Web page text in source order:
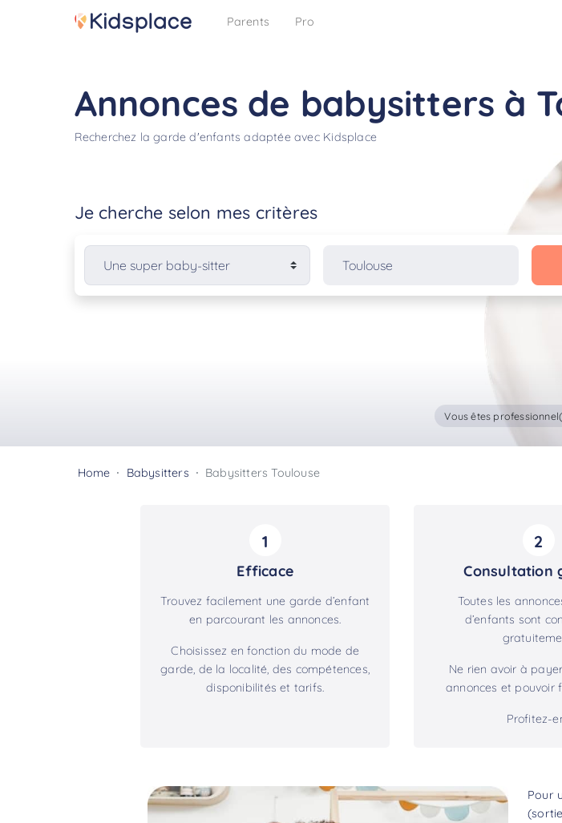
Parents Pro
Annonces de babysitters à
Recherchez la garde d'enfants adaptée avec Kidsplace
Je cherche selon mes critères
Vous êtes
Home Babysitters Babysitters Toulouse
1
Efficace
Trouvez facilement une garde d’enfant
en parcourant les annonces.
Choisissez en fonction du mode de
garde, de la localité, des compétences,
disponibilités et tarifs.
2
Consultation
Toutes les
d’enfants sont
Ne rien avoir à
annonces et pouvoir
Profitez-
Pour